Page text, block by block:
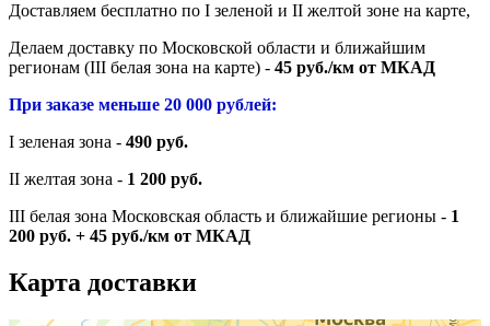
Доставляем бесплатно по I зеленой и II желтой зоне на карте,
Делаем доставку по Московской области и ближайшим
регионам (III белая зона на карте) - 45 руб./км от МКАД
При заказе меньше 20 000 рублей:
I зеленая зона - 490 руб.
II желтая зона - 1 200 руб.
III белая зона Московская область и ближайшие регионы - 1
200 руб. + 45 руб./км от МКАД
Карта доставки